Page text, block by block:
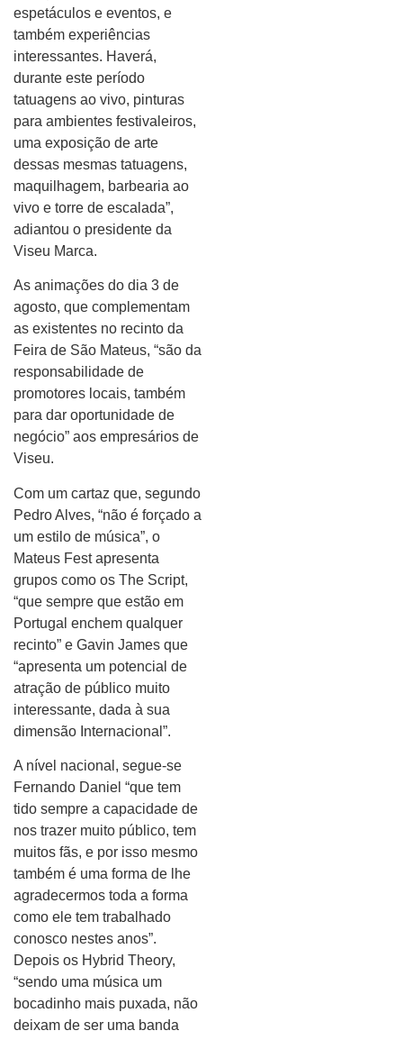
espetáculos e eventos, e
também experiências
interessantes. Haverá,
durante este período
tatuagens ao vivo, pinturas
para ambientes festivaleiros,
uma exposição de arte
dessas mesmas tatuagens,
maquilhagem, barbearia ao
vivo e torre de escalada”,
adiantou o presidente da
Viseu Marca.
As animações do dia 3 de
agosto, que complementam
as existentes no recinto da
Feira de São Mateus, “são da
responsabilidade de
promotores locais, também
para dar oportunidade de
negócio” aos empresários de
Viseu.
Com um cartaz que, segundo
Pedro Alves, “não é forçado a
um estilo de música”, o
Mateus Fest apresenta
grupos como os The Script,
“que sempre que estão em
Portugal enchem qualquer
recinto” e Gavin James que
“apresenta um potencial de
atração de público muito
interessante, dada à sua
dimensão Internacional”.
A nível nacional, segue-se
Fernando Daniel “que tem
tido sempre a capacidade de
nos trazer muito público, tem
muitos fãs, e por isso mesmo
também é uma forma de lhe
agradecermos toda a forma
como ele tem trabalhado
conosco nestes anos”.
Depois os Hybrid Theory,
“sendo uma música um
bocadinho mais puxada, não
deixam de ser uma banda